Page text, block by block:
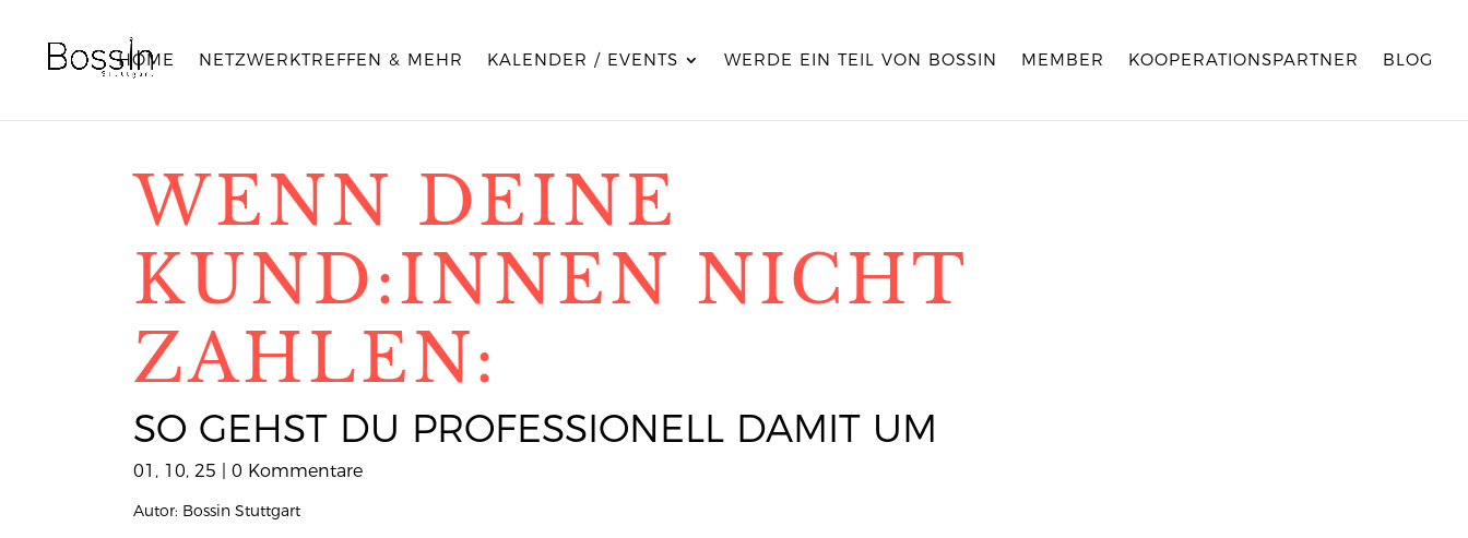
HOME NETZWERKTREFFEN & MEHR KALENDER / EVENTS WERDE EIN TEIL VON BOSSIN MEMBER KOOPERATIONSPARTNER BLOG
WENN DEINE
KUND:INNEN NICHT
ZAHLEN:
SO GEHST DU PROFESSIONELL DAMIT UM
01, 10, 25 0 Kommentare
Autor: Bossin Stuttgart